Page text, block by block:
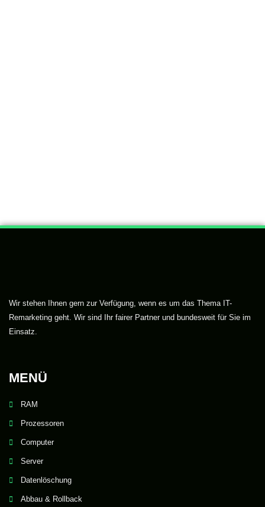
Wir stehen Ihnen gern zur Verfügung, wenn es um das Thema IT-
Remarketing geht. Wir sind Ihr fairer Partner und bundesweit für Sie im
Einsatz.
MENÜ
RAM
Prozessoren
Computer
Server
Datenlöschung
Abbau & Rollback